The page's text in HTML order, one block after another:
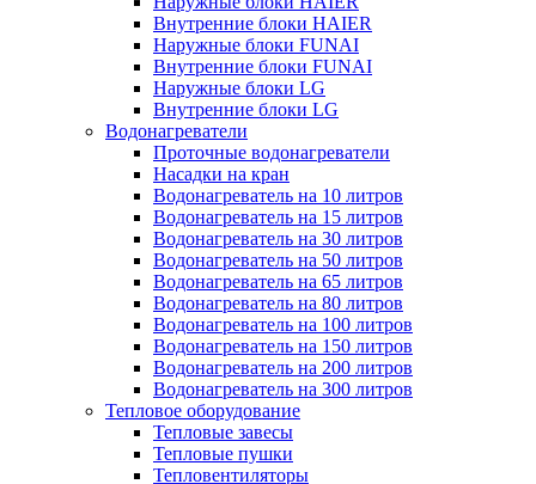
Внутренние блоки HAIER
Hаружные блоки FUNAI
Внутренние блоки FUNAI
Наружные блоки LG
Внутренние блоки LG
Водонагреватели
Проточные водонагреватели
Наcадки на кран
Водонагреватель на 10 литров
Водонагреватель на 15 литров
Водонагреватель на 30 литров
Водонагреватель на 50 литров
Водонагреватель на 65 литров
Водонагреватель на 80 литров
Водонагреватель на 100 литров
Водонагреватель на 150 литров
Водонагреватель на 200 литров
Водонагреватель на 300 литров
Тепловое оборудование
Тепловые завесы
Тепловые пушки
Тепловентиляторы